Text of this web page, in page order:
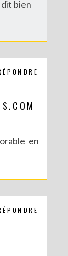
dit bien
en